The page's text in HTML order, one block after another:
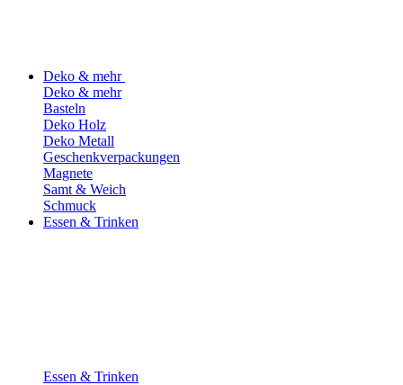
Deko & mehr
Deko & mehr
Basteln
Deko Holz
Deko Metall
Geschenkverpackungen
Magnete
Samt & Weich
Schmuck
Essen & Trinken
Essen & Trinken